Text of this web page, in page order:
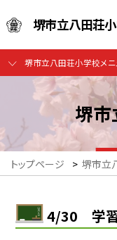
堺市立八田荘
堺市立八田荘小学校メニ
堺
トップページ > 堺市立
4/30 学